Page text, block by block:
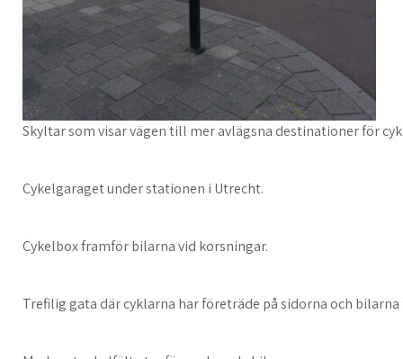
Skyltar som visar vägen till mer avlägsna destinationer för
Cykelgaraget under stationen i Utrecht.
Cykelbox framför bilarna vid korsningar.
Trefilig gata där cyklarna har företräde på sidorna och